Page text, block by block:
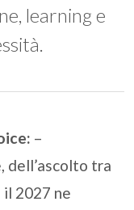
learning e
–
dell’ascolto tra
2027 ne